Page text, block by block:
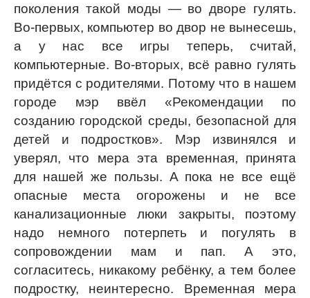
поколения такой моды — во дворе гулять.
Во-первых, компьютер во двор не вынесешь,
а у нас все игры теперь, считай,
компьютерные. Во-вторых, всё равно гулять
придётся с родителями. Потому что в нашем
городе мэр ввёл «Рекомендации по
созданию городской среды, безопасной для
детей и подростков». Мэр извинялся и
уверял, что мера эта временная, принята
для нашей же пользы. А пока не все ещё
опасные места огорожены и не все
канализационные люки закрыты, поэтому
надо немного потерпеть и погулять в
сопровождении мам и пап. А это,
согласитесь, никакому ребёнку, а тем более
подростку, неинтересно. Временная мера